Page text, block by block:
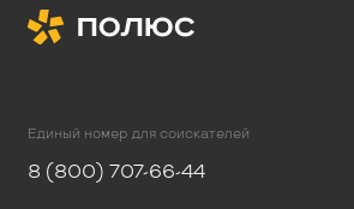
Единый номер для соискателей
8 (800) 707-66-44